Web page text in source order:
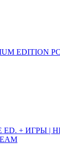
EDITION
ED. + ИГРЫ |